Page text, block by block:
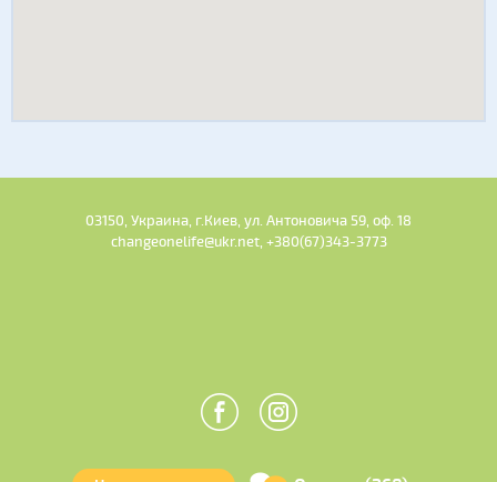
03150, Украина, г.Киев, ул. Антоновича 59, оф. 18
changeonelife@ukr.net, +380(67)343-3773